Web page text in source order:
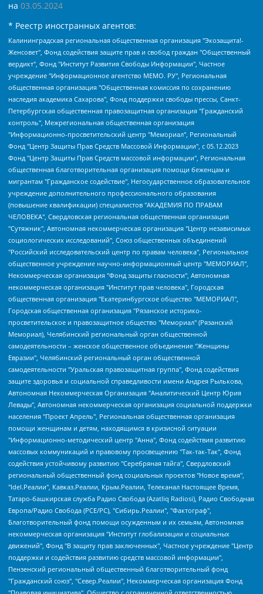
на 03.05.2024
* Реестр иностранных агентов:
Калининградская региональная общественная организация "Экозащита!-Женсовет", Фонд содействия защите прав и свобод граждан "Общественный вердикт", Фонд "Институт Развития Свободы Информации", Частное учреждение "Информационное агентство МЕМО. РУ", Региональная общественная организация "Общественная комиссия по сохранению наследия академика Сахарова", Фонд поддержки свободы прессы, Санкт-Петербургская общественная правозащитная организация "Гражданский контроль", Межрегиональная общественная организация "Информационно-просветительский центр "Мемориал", Региональный Фонд "Центр Защиты Прав Средств Массовой Информации", с 05.12.2023 Фонд "Центр Защиты Прав Средств массовой информации", Региональная общественная благотворительная организация помощи беженцам и мигрантам "Гражданское содействие", Негосударственное образовательное учреждение дополнительного профессионального образования (повышение квалификации) специалистов "АКАДЕМИЯ ПО ПРАВАМ ЧЕЛОВЕКА", Свердловская региональная общественная организация "Сутяжник", Автономная некоммерческая организация "Центр независимых социологических исследований", Союз общественных объединений "Российский исследовательский центр по правам человека", Региональное общественное учреждение научно-информационный центр "МЕМОРИАЛ", Некоммерческая организация "Фонд защиты гласности", Автономная некоммерческая организация "Институт прав человека", Городская общественная организация "Екатеринбургское общество "МЕМОРИАЛ", Городская общественная организация "Рязанское историко-просветительское и правозащитное общество "Мемориал" (Рязанский Мемориал), Челябинский региональный орган общественной самодеятельности – женское общественное объединение "Женщины Евразии", Челябинский региональный орган общественной самодеятельности "Уральская правозащитная группа", Фонд содействия защите здоровья и социальной справедливости имени Андрея Рылькова, Автономная Некоммерческая Организация "Аналитический Центр Юрия Левады", Автономная некоммерческая организация социальной поддержки населения "Проект Апрель", Региональная общественная организация помощи женщинам и детям, находящимся в кризисной ситуации "Информационно-методический центр "Анна", Фонд содействия развитию массовых коммуникаций и правовому просвещению "Так-так-Так", Фонд содействия устойчивому развитию "Серебряная тайга", Свердловский региональный общественный фонд социальных проектов "Новое время", "Idel.Реалии", Кавказ.Реалии, Крым.Реалии, Телеканал Настоящее Время, Татаро-башкирская служба Радио Свобода (Azatliq Radiosi), Радио Свободная Европа/Радио Свобода (PCE/PC), "Сибирь.Реалии", "Фактограф", Благотворительный фонд помощи осужденным и их семьям, Автономная некоммерческая организация "Институт глобализации и социальных движений", Фонд "В защиту прав заключенных", Частное учреждение "Центр поддержки и содействия развитию средств массовой информации", Пензенский региональный общественный благотворительный фонд "Гражданский союз", "Север.Реалии", Некоммерческая организация Фонд "Правовая инициатива", Общество с ограниченной ответственностью "Радио Свободная Европа/Радио Свобода", Чешское информационное агентство "MEDIUM-ORIENT", Красноярская региональная общественная организация "Мы против СПИДа", Камалягин Денис Николаевич, Маркелов Сергей Евгеньевич, Пономарев Лев Александрович, Савицкая Людмила Алексеевна, Автономная некоммерческая организация "Центр по работе с проблемой насилия "НАСИЛИЮ.НЕТ", Межрегиональный профессиональный союз работников здравоохранения "Альянс врачей", Юридическое лицо, зарегистрированное в Латвийской Республике, SIA "Medusa Project" (регистрационный номер 40103797863, дата регистрации 10.06.2014), Некоммерческая организация "Фонд по борьбе с коррупцией", Автономная некоммерческая организация "Институт права и публичной политики", Баданин Роман Сергеевич, Гликин Максим Александрович, Железнова Мария Михайловна, Лукьянова Юлия Сергеевна, Маетная Елизавета Витальевна, Маняхин Петр Борисович, Чуракова Ольга Владимировна, Ярош Юлия Петровна, Юридическое лицо "The Insider SIA", зарегистрированное в Риге, Латвийская Республика (дата регистрации 26.06.2015), являющееся администратором доменного имени интернет-издания "The Insider SIA", https://theins.ru, Постернак Алексей Евгеньевич, Рубин Михаил Аркадьевич, Анин Роман Александрович, Юридическое лицо Istories fonds, зарегистрированное в Латвийской Республике (регистрационный номер 50008295751, дата регистрации 24.02.2020), Великовский Дмитрий Александрович, Долинина Ирина Николаевна, Мароховская Алеся Алексеевна, Шлейнов Роман Юрьевич, Шмагун Олеся Валентиновна, Общество с ограниченной ответственностью "Альтаир 2021", Общество с ограниченной ответственностью "Вега 2021", Общество с ограниченной ответственностью "Главный редактор 2021", Общество с ограниченной ответственностью "Ромашки монолит", Важенков Артем Валерьевич, Ивановская областная общественная организация "Центр гендерных исследований", Гурман Юрий Альбертович, Медиапроект "ОВД-Инфо", Егоров Владимир Владимирович, Жилинский Владимир Александрович, Общество с ограниченной ответственностью "ЗП", Иванова София Юрьевна, Карезина Инна Павловна, Кильтау Екатерина Викторовна, Петров Алексей Викторович, Пискунов Сергей Евгеньевич, Смирнов Сергей Сергеевич, Тихонов Михаил Сергеевич, Общество с ограниченной ответственностью "ЖУРНАЛИСТ-ИНОСТРАННЫЙ АГЕНТ", Арапова Галина Юрьевна, Вольтская Татьяна Анатольевна, Американская компания "Mason G.E.S. Anonymous Foundation" (США), являющаяся владельцем интернет-издания https://mnews.world/, Компания "Stichting Bellingcat", зарегистрированная в Нидерландах (дата регистрации 11.07.2018), Захаров Андрей Вячеславович, Клепиковская Екатерина Дмитриевна, Общество с ограниченной ответственностью "МЕМО", Перл Роман Александрович, Симонов Евгений Алексеевич, Соловьева Елена Анатольевна, Сотников Даниил Владимирович, Сурначева Елизавета Дмитриевна, Автономная некоммерческая организация по защите прав человека и информированию населения "Якутия – Наше Мнение", Общество с ограниченной ответственностью "Москоу диджитал медиа", с 26.01.2023 Общество с ограниченной ответственностью "Чайка Белые сады", Ветошкина Валерия Валерьевна, Заговора Максим Александрович, Межрегиональное общественное движение "Российская ЛГБТ - сеть", Оленичев Максим Владимирович, Павлов Иван Юрьевич, Скворцова Елена Сергеевна, Общество с ограниченной ответственностью "Как бы инагент", Кочетков Игорь Викторович, Общество с ограниченной ответственностью "Честные выборы", Еланчик Олег Александрович, Общество с ограниченной ответственностью "Нобелевский призыв", Гималова Регина Эмилевна, Григорьев Андрей Валерьевич, Григорьева Алина Александровна, Ассоциация по содействию защите прав призывников, альтернативнослужащих и военнослужащих "Правозащитная группа "Гражданин.Армия.Право", Хисамова Регина Фаритовна, Автономная некоммерческая организация по реализации социально-правовых программ "Лилит", Дальневосточное общественное движение "Маяк", Санкт-Петербургская ЛГБТ-инициативная группа "Выход", Инициативная группа ЛГБТ+ "Реверс", Алексеев Андрей Викторович, Бекбулатова Таисия Львовна, Беляев Иван Михайлович, Владыкина Елена Сергеевна, Гельман Марат Александрович, Никульшина Вероника Юрьевна, Толоконникова Надежда Андреевна, Шендерович Виктор Анатольевич, Общество с ограниченной ответственностью "Данное сообщение", Общество с ограниченной ответственностью Издательский дом "Новая глава", Айнбиндер Александра Александровна, Московский комьюнити-центр для ЛГБТ+инициатив, Благотворительный фонд развития филантропии, Deutsche Welle (Германия, Kurt-Schumacher-Strasse 3, 53113 Bonn), Борзунова Мария Михайловна, Воробьев Виктор Викторович, Голубева Анна Львовна, Константинова Алла Михайловна, Малкова Ирина Владимировна, Мурадов Мурад Абдулгалимович, Осетинская Елизавета Николаевна, Понасенков Евгений Николаевич, Ганапольский Матвей Юрьевич, Киселев Евгений Алексеевич, Борухович Ирина Григорьевна, Дремин Иван Тимофеевич, Дубровский Дмитрий Викторович, Красноярская региональная общественная организация поддержки и развития альтернативных образовательных технологий и межкультурных коммуникаций "ИНТЕРРА", Маяковская Екатерина Алексеевна, Фейгин Марк Захарович, Филимонов Андрей Викторович, Дзугкоева Регина Николаевна, Доброхотов Роман Александрович, Дудь Юрий Александрович, Елкин Сергей Владимирович, Кругликов Кирилл Игоревич, Сабунаева Мария Леонидовна, Семенов Алексей Владимирович, Шаинян Карен Багратович, Шульман Екатерина Михайловна, Асафьев Артур Валерьевич, Вахштайн Виктор Семенович, Венедиктов Алексей Алексеевич, Лушникова Екатерина Евгеньевна, Волков Леонид Михайлович, Невзоров Александр Глебович, Пархоменко Сергей Борисович, Сироткин Ярослав Николаевич, Кара-Мурза Владимир Владимирович, Баранова Наталья Владимировна, Гозман Леонид Яковлевич, Кагарлицкий Борис Юльевич, Климарев Михаил Валерьевич, Милов Владимир Станиславович, Автономная некоммерческая организация Краснодарский центр современного искусства "Типография", Моргенштерн Алишер Тагирович, Соболь Любовь Эдуардовна, Общество с ограниченной ответственностью "ЛИЗА НОРМ", Каспаров Гарри Кимович, Ходорковский Михаил Борисович, Общество с ограниченной ответственностью "Апрельские тезисы", Данилович Ирина Брониславовна, Кашин Олег Владимирович, Петров Николай Владимирович, Пивоваров Алексей Владимирович, Соколов Михаил Владимирович, Цветкова Юлия Владимировна, Чичваркин Евгений Александрович, Комитет против пыток/Команда против пыток, Общество с ограниченной ответственностью "Первый научный", Общество с ограниченной ответственностью "Вертолет и ко", Белоцерковская Вероника Борисовна, Кац Максим Евгеньевич, Лазарева Татьяна Юрьевна, Шаведдинов Руслан Табризович, Яшин Илья Валерьевич, Общество с ограниченной ответственностью "Иноагент ААВ", Алешковский Дмитрий Петрович, Альбац Евгения Марковна, Быков Дмитрий Львович, Галямина Юлия Евгеньевна, Лойко Сергей Леонидович, Мартынов Кирилл Константинович, Медведев Сергей Александрович, Крашенинников Федор Геннадиевич, Гордеева Катерина Вл